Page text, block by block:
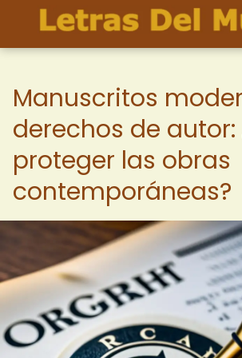
Manuscritos
derechos de
proteger las obras
contemporáneas?